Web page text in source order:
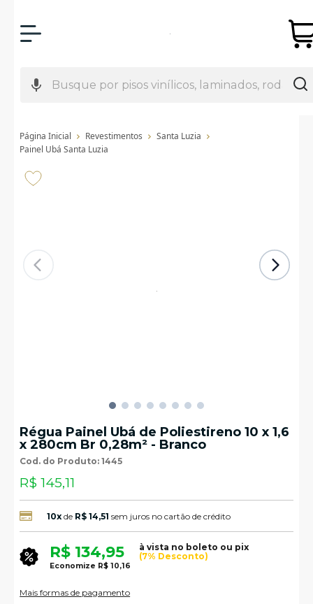
Página Inicial Revestimentos
Santa Luzia
Painel Ubá Santa Luzia
Régua Painel Ubá de Poliestireno 10 x 1,6
x 280cm Br 0,28m² - Branco
Cod. do Produto: 1445
R$ 145,11
10x de R$ 14,51 sem juros no cartão de crédito
R$ 134,95
à vista no boleto ou pix
(7% Desconto)
Economize R$ 10,16
Mais formas de pagamento